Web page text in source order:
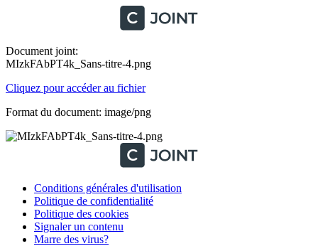
Document joint:
MIzkFAbPT4k_Sans-titre-4.png
Cliquez pour accéder au fichier
Format du document: image/png
Conditions générales d'utilisation
Politique de confidentialité
Politique des cookies
Signaler un contenu
Marre des virus?